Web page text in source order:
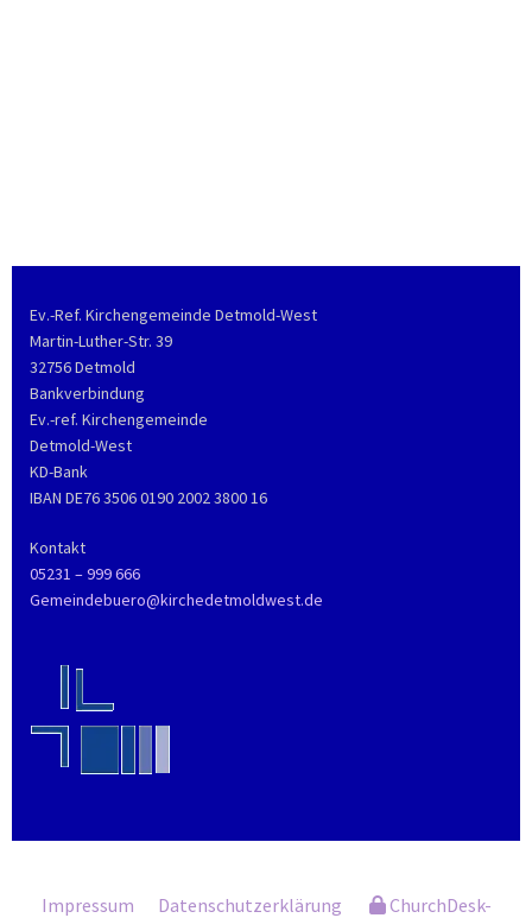
Ev.-Ref. Kirchengemeinde Detmold-West
Martin-Luther-Str. 39
32756 Detmold
Bankverbindung
Ev.-ref. Kirchengemeinde
Detmold-West
KD-Bank
IBAN DE76 3506 0190 2002 3800 16
Kontakt
05231 – 999 666
Gemeindebuero@kirchedetmoldwest.de
Impressum Datenschutzerklärung ChurchDesk-